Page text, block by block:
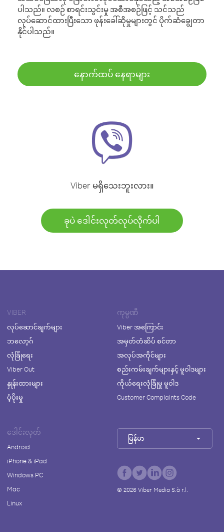
ပါသည်။ လစဉ် စာရင်းသွင်းမှု အစီအစဉ်ဖြင့် သင်သည်
လုပ်ဆောင်ထားပြီးသော ဖုန်းခေါ်ဆိုမှုများတွင် ပိုက်ဆံချွေတာ
နိုင်ပါသည်။
နောက်ထပ် နေရာများ
Viber မရှိသေးဘူးလား။
ခုပဲ ဒေါင်းလုတ်လုပ်လိုက်ပါ
VIBER
လုပ်ဆောင်ချက်များ
ဘလော့ဂ်
လုံခြုံရေး
Viber Out
နှုန်းထားများ
ပံ့ပိုးမှု
ကုမ္ပဏီ
Viber အကြောင်း
အမှတ်တံဆိပ် စင်တာ
အလုပ်အကိုင်များ
စည်းကမ်းချက်များနှင့် မူဝါဒများ
ကိုယ်ရေးလုံခြုံမှု မူဝါဒ
Customer Complaints Code
ဒေါင်းလုတ်
Android
iPhone & iPad
Windows PC
Mac
Linux
မြန်မာ
© 2026Viber Media S.à r.l.